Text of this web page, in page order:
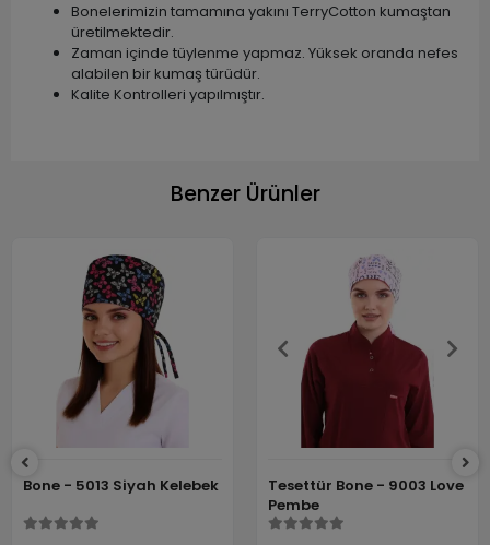
Bonelerimizin tamamına yakını TerryCotton kumaştan
üretilmektedir.
Zaman içinde tüylenme yapmaz. Yüksek oranda nefes
alabilen bir kumaş türüdür.
Kalite Kontrolleri yapılmıştır.
Benzer Ürünler
Bone - 5013 Siyah Kelebek
Tesettür Bone - 9003 Love
Pembe